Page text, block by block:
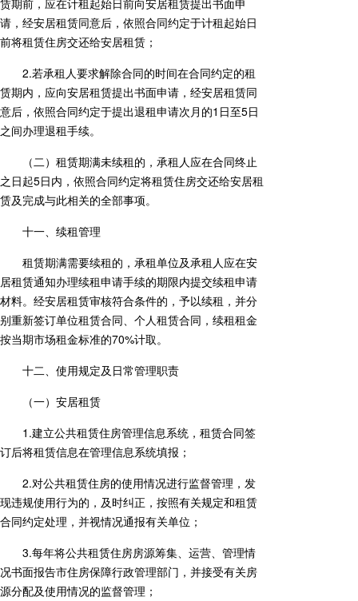
请，经安居租赁同意后，依照合同约定于计租起始日
前将租赁住房交还给安居租赁；
2.若承租人要求解除合同的时间在合同约定的租
赁期内，应向安居租赁提出书面申请，经安居租赁同
意后，依照合同约定于提出退租申请次月的1日至5日
之间办理退租手续。
（二）租赁期满未续租的，承租人应在合同终止
之日起5日内，依照合同约定将租赁住房交还给安居租
赁及完成与此相关的全部事项。
十一、续租管理
租赁期满需要续租的，承租单位及承租人应在安
居租赁通知办理续租申请手续的期限内提交续租申请
材料。经安居租赁审核符合条件的，予以续租，并分
别重新签订单位租赁合同、个人租赁合同，续租租金
按当期市场租金标准的70%计取。
十二、使用规定及日常管理职责
（一）安居租赁
1.建立公共租赁住房管理信息系统，租赁合同签
订后将租赁信息在管理信息系统填报；
2.对公共租赁住房的使用情况进行监督管理，发
现违规使用行为的，及时纠正，按照有关规定和租赁
合同约定处理，并视情况通报有关单位；
3.每年将公共租赁住房房源筹集、运营、管理情
况书面报告市住房保障行政管理部门，并接受有关房
源分配及使用情况的监督管理；